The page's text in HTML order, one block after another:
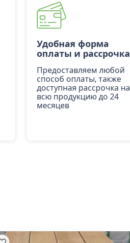
Удобная форма
оплаты и рассрочка
Предоставляем любой
способ оплаты, также
доступная рассрочка на
всю продукцию до 24
месяцев